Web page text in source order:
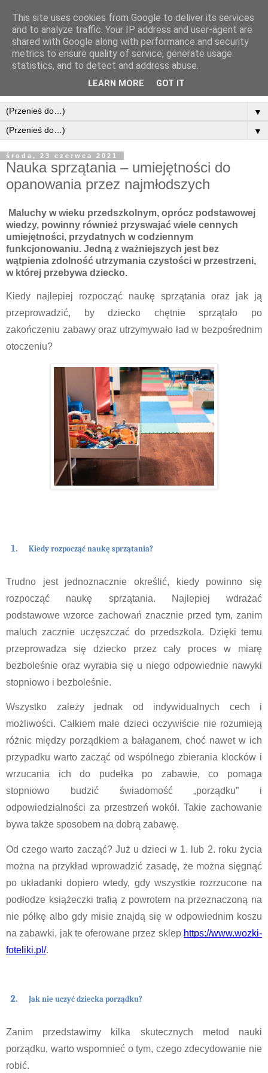
▼
▼
środa, 23 czerwca 2021
Nauka sprzątania – umiejętności do
opanowania przez najmłodszych
Maluchy w wieku przedszkolnym, oprócz podstawowej
wiedzy, powinny również przyswajać wiele cennych
umiejętności, przydatnych w codziennym
funkcjonowaniu. Jedną z ważniejszych jest bez
wątpienia zdolność utrzymania czystości w przestrzeni,
w której przebywa dziecko.
Kiedy najlepiej rozpocząć naukę sprzątania oraz jak ją
przeprowadzić, by dziecko chętnie sprzątało po
zakończeniu zabawy oraz utrzymywało ład w bezpośrednim
otoczeniu?
Kiedy rozpocząć naukę sprzątania?
Trudno jest jednoznacznie określić, kiedy powinno się
rozpocząć naukę sprzątania. Najlepiej wdrażać
podstawowe wzorce zachowań znacznie przed tym, zanim
maluch zacznie uczęszczać do przedszkola. Dzięki temu
przeprowadza się dziecko przez cały proces w miarę
bezboleśnie oraz wyrabia się u niego odpowiednie nawyki
stopniowo i bezboleśnie.
Wszystko zależy jednak od indywidualnych cech i
możliwości. Całkiem małe dzieci oczywiście nie rozumieją
różnic między porządkiem a bałaganem, choć nawet w ich
przypadku warto zacząć od wspólnego zbierania klocków i
wrzucania ich do pudełka po zabawie, co pomaga
stopniowo budzić świadomość „porządku” i
odpowiedzialności za przestrzeń wokół. Takie zachowanie
bywa także sposobem na dobrą zabawę.
Od czego warto zacząć? Już u dzieci w 1. lub 2. roku życia
można na przykład wprowadzić zasadę, że można sięgnąć
po układanki dopiero wtedy, gdy wszystkie rozrzucone na
podłodze książeczki trafią z powrotem na przeznaczoną na
nie półkę albo gdy misie znajdą się w odpowiednim koszu
na zabawki, jak te oferowane przez sklep https://www.wozki-
foteliki.pl/.
Jak nie uczyć dziecka porządku?
Zanim przedstawimy kilka skutecznych metod nauki
porządku, warto wspomnieć o tym, czego zdecydowanie nie
robić.
This site uses cookies from Google to deliver its services
and to analyze traffic. Your IP address and user-agent are
shared with Google along with performance and security
metrics to ensure quality of service, generate usage
statistics, and to detect and address abuse.
LEARN MORE GOT IT